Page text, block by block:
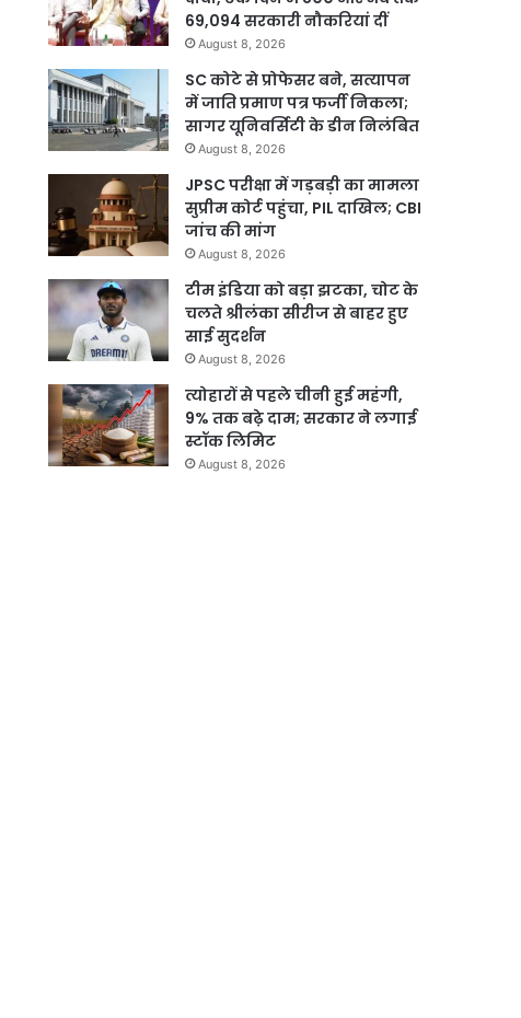
69,094 सरकारी नौकरियां दीं
August 8, 2026
SC कोटे से प्रोफेसर बने, सत्यापन
में जाति प्रमाण पत्र फर्जी निकला;
सागर यूनिवर्सिटी के डीन निलंबित
August 8, 2026
JPSC परीक्षा में गड़बड़ी का मामला
सुप्रीम कोर्ट पहुंचा, PIL दाखिल; CBI
जांच की मांग
August 8, 2026
टीम इंडिया को बड़ा झटका, चोट के
चलते श्रीलंका सीरीज से बाहर हुए
साई सुदर्शन
August 8, 2026
त्योहारों से पहले चीनी हुई महंगी,
9% तक बढ़े दाम; सरकार ने लगाई
स्टॉक लिमिट
August 8, 2026